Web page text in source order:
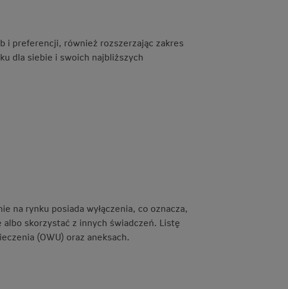
i preferencji, również rozszerzając zakres
dla siebie i swoich najbliższych
na rynku posiada wyłączenia, co oznacza,
albo skorzystać z innych świadczeń. Listę
(OWU) oraz aneksach.